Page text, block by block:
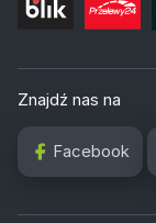
Znajdź nas na
Facebook